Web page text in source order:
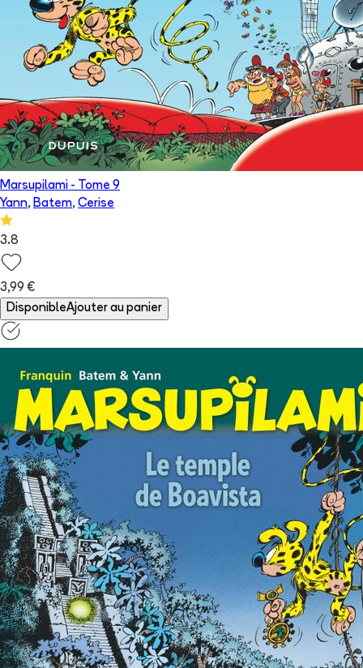
Marsupilami - Tome 9
Yann, Batem, Cerise
3.8
3,99 €
DisponibleAjouter au panier